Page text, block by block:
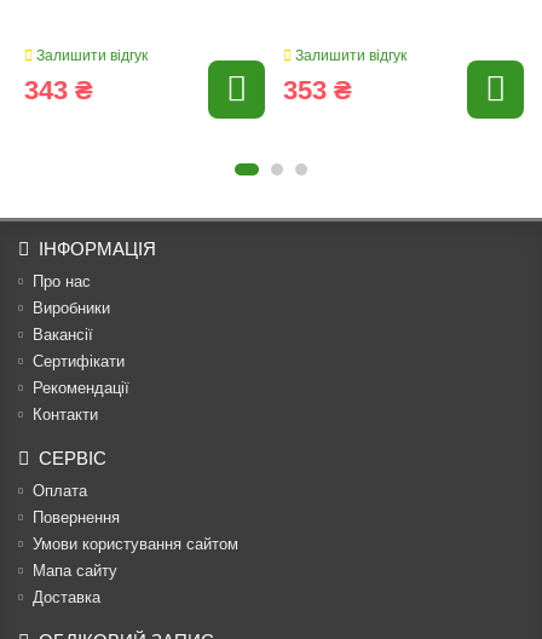
Залишити відгук
343 ₴
Залишити відгук
353 ₴
ІНФОРМАЦІЯ
Про нас
Виробники
Вакансії
Сертифікати
Рекомендації
Контакти
СЕРВІС
Оплата
Повернення
Умови користування сайтом
Мапа сайту
Доставка